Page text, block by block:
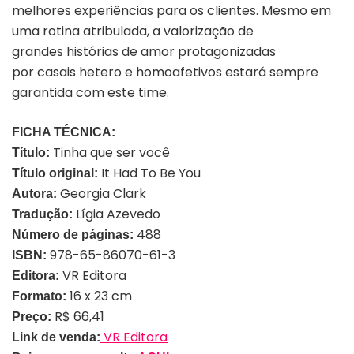
melhores experiências para os clientes. Mesmo em
uma rotina atribulada, a valorização de
grandes histórias de amor protagonizadas
por casais hetero e homoafetivos estará sempre
garantida com este time.
FICHA TÉCNICA:
Título: Tinha que ser você
Título original: It Had To Be You
Autora: Georgia Clark
Tradução: Lígia Azevedo
Número de páginas: 488
ISBN: 978-65-86070-61-3
Editora: VR Editora
Formato: 16 x 23 cm
Preço: R$ 66,41
Link de venda: VR Editora